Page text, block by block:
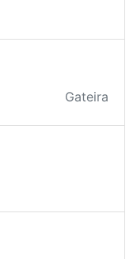
Gateira